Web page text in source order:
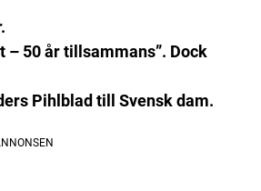
– 50 år tillsammans”. Dock
Pihlblad till Svensk dam.